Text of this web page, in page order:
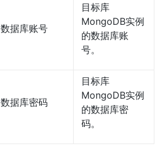
数据库账号
目标库
MongoDB实例
的数据库账
号。
数据库密码
目标库
MongoDB实例
的数据库密
码。